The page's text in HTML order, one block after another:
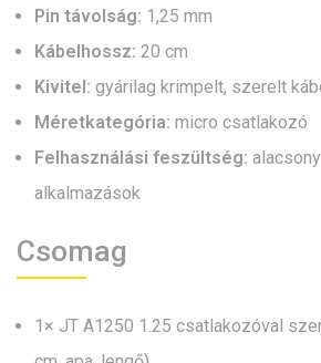
Pin távolság: 1,25 mm
Kábelhossz: 20 cm
Kivitel: gyárilag krimpelt, szerelt
Méretkategória: micro csatlakozó
Felhasználási feszültség:
alkalmazások
Csomag
1× JT A1250 1.25 csatlakozóval